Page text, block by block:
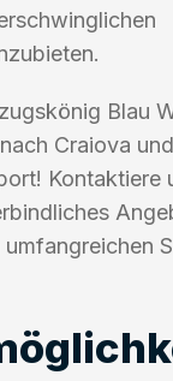
Blau
Craiova
Kontaktiere